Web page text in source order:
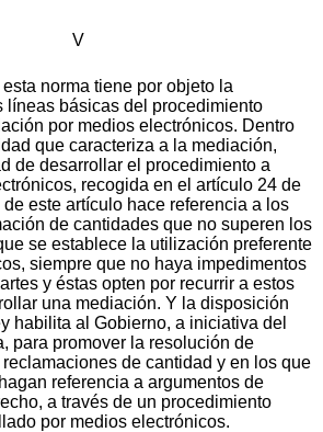
V
norma tiene por objeto la
líneas básicas del procedimiento
por medios electrónicos. Dentro
que caracteriza a la mediación,
de desarrollar el procedimiento a
recogida en el artículo 24 de
de este artículo hace referencia a los
de cantidades que no superen los
se establece la utilización preferente
siempre que no haya impedimentos
y éstas opten por recurrir a estos
una mediación. Y la disposición
habilita al Gobierno, a iniciativa del
para promover la resolución de
de cantidad y en los que
referencia a argumentos de
a través de un procedimiento
por medios electrónicos.